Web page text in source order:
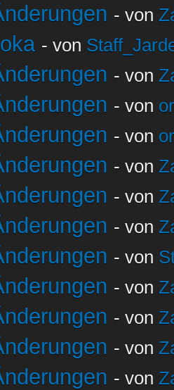
- von
- von
- von
- von
- von
- von
- von
- von
- von
- von
- von
- von
- von